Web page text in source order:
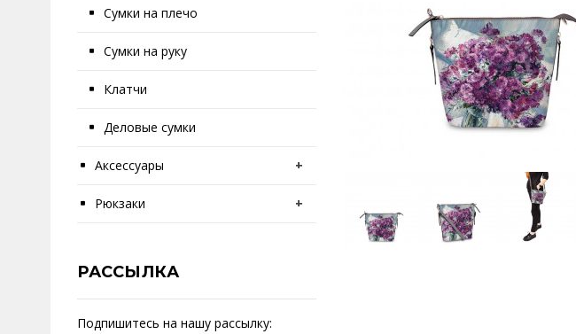
Сумки на плечо
Сумки на руку
Клатчи
Деловые сумки
Аксессуары +
Рюкзаки +
РАССЫЛКА
Подпишитесь на нашу рассылку: